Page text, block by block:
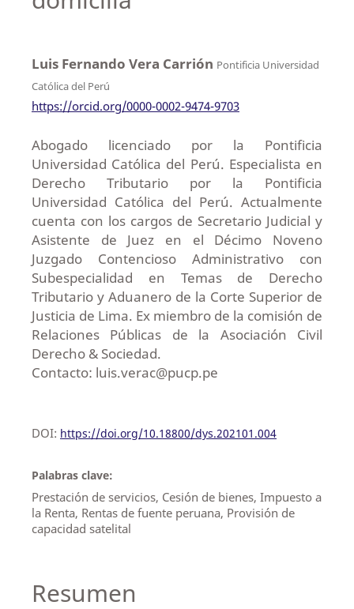
Luis Fernando Vera Carrión Pontificia Universidad
Católica del Perú
https://orcid.org/0000-0002-9474-9703
Abogado licenciado por la Pontificia
Universidad Católica del Perú. Especialista en
Derecho Tributario por la Pontificia
Universidad Católica del Perú. Actualmente
cuenta con los cargos de Secretario Judicial y
Asistente de Juez en el Décimo Noveno
Juzgado Contencioso Administrativo con
Subespecialidad en Temas de Derecho
Tributario y Aduanero de la Corte Superior de
Justicia de Lima. Ex miembro de la comisión de
Relaciones Públicas de la Asociación Civil
Derecho & Sociedad.
Contacto: luis.verac@pucp.pe
DOI: https://doi.org/10.18800/dys.202101.004
Palabras clave:
Prestación de servicios, Cesión de bienes, Impuesto a
la Renta, Rentas de fuente peruana, Provisión de
capacidad satelital
Resumen